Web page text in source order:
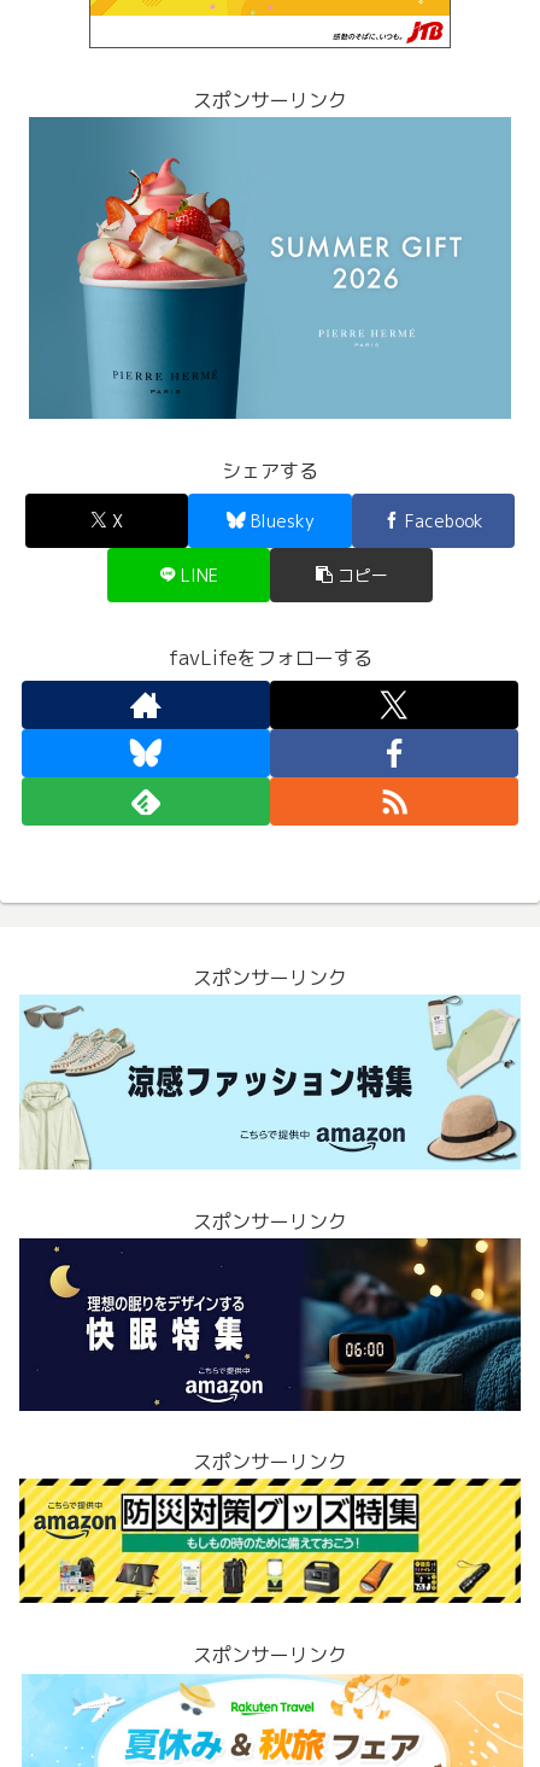
スポンサーリンク
シェアする
X Bluesky Facebook
LINE コピー
favLifeをフォローする
スポンサーリンク
スポンサーリンク
スポンサーリンク
スポンサーリンク